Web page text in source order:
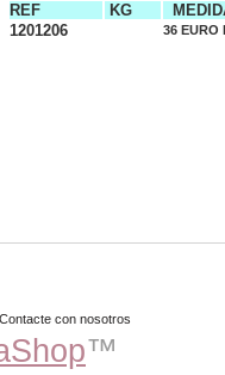
REF KG
1201206
36 EURO
Contacte con nosotros
™